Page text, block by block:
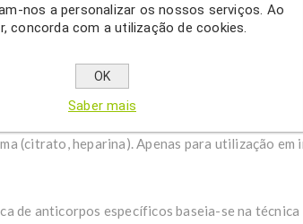
de anticorpos da classe IgG contra
gondii IgG destina-se à determinação
(citrato, heparina). Apenas para utilização em
de anticorpos específicos baseia-se na técnica
nos a personalizar os nossos serviços. Ao
concorda com a utilização de cookies.
OK
Saber mais